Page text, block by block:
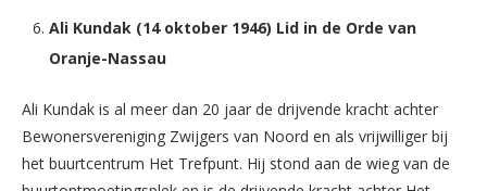
Ali Kundak (14 oktober 1946) Lid in de Orde van
Oranje-Nassau
Ali Kundak is al meer dan 20 jaar de drijvende kracht achter
Bewonersvereniging Zwijgers van Noord en als vrijwilliger bij
het buurtcentrum Het Trefpunt. Hij stond aan de wieg van de